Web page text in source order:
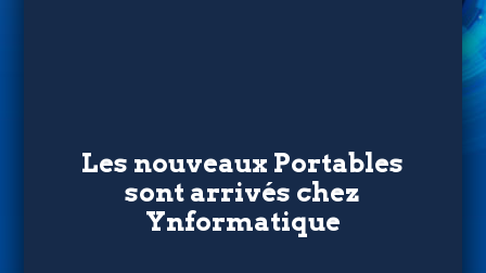
Les nouveaux Portables
sont arrivés chez
Ynformatique